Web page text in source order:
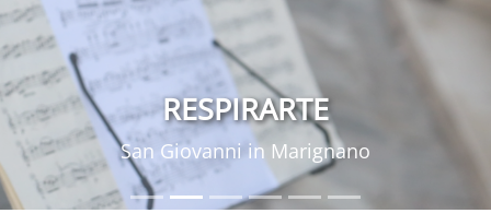
RESPIRARTE
San Giovanni in Marignano